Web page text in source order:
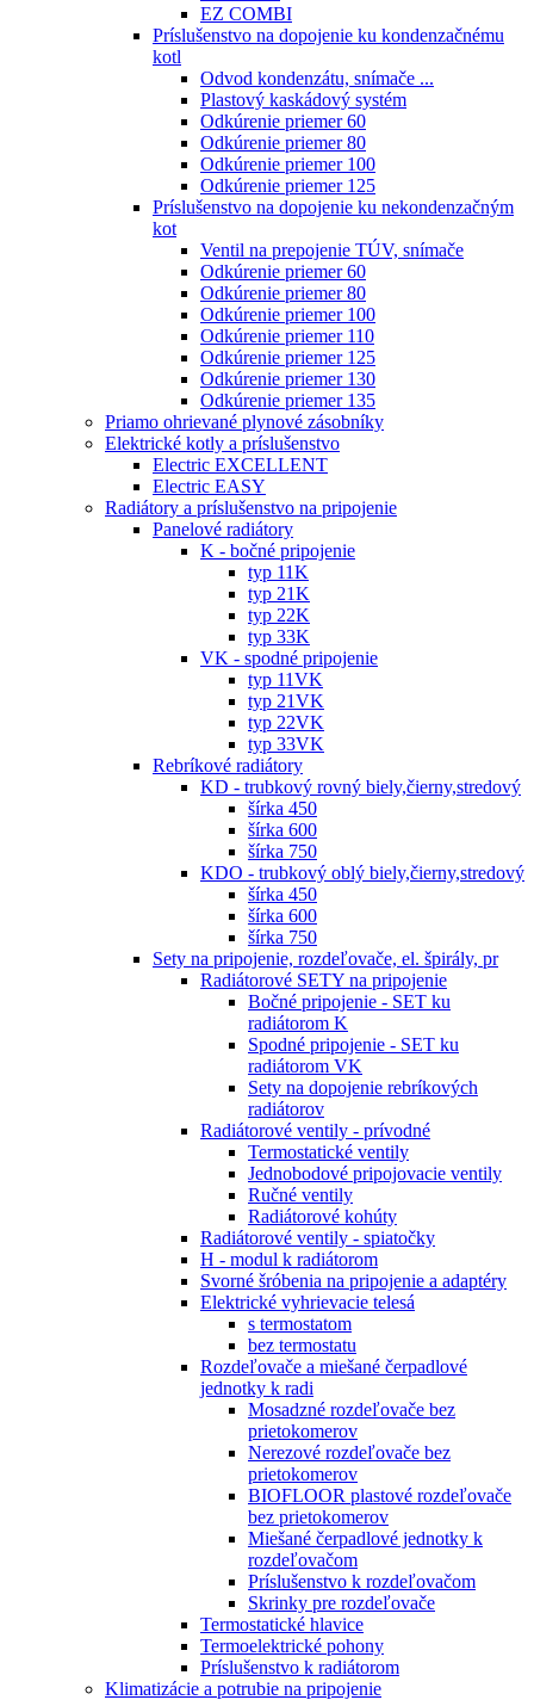
EZ COMBI
Príslušenstvo na dopojenie ku kondenzačnému
kotl
Odvod kondenzátu, snímače ...
Plastový kaskádový systém
Odkúrenie priemer 60
Odkúrenie priemer 80
Odkúrenie priemer 100
Odkúrenie priemer 125
Príslušenstvo na dopojenie ku nekondenzačným
kot
Ventil na prepojenie TÚV, snímače
Odkúrenie priemer 60
Odkúrenie priemer 80
Odkúrenie priemer 100
Odkúrenie priemer 110
Odkúrenie priemer 125
Odkúrenie priemer 130
Odkúrenie priemer 135
Priamo ohrievané plynové zásobníky
Elektrické kotly a príslušenstvo
Electric EXCELLENT
Electric EASY
Radiátory a príslušenstvo na pripojenie
Panelové radiátory
K - bočné pripojenie
typ 11K
typ 21K
typ 22K
typ 33K
VK - spodné pripojenie
typ 11VK
typ 21VK
typ 22VK
typ 33VK
Rebríkové radiátory
KD - trubkový rovný biely,čierny,stredový
šírka 450
šírka 600
šírka 750
KDO - trubkový oblý biely,čierny,stredový
šírka 450
šírka 600
šírka 750
Sety na pripojenie, rozdeľovače, el. špirály, pr
Radiátorové SETY na pripojenie
Bočné pripojenie - SET ku
radiátorom K
Spodné pripojenie - SET ku
radiátorom VK
Sety na dopojenie rebríkových
radiátorov
Radiátorové ventily - prívodné
Termostatické ventily
Jednobodové pripojovacie ventily
Ručné ventily
Radiátorové kohúty
Radiátorové ventily - spiatočky
H - modul k radiátorom
Svorné šróbenia na pripojenie a adaptéry
Elektrické vyhrievacie telesá
s termostatom
bez termostatu
Rozdeľovače a miešané čerpadlové
jednotky k radi
Mosadzné rozdeľovače bez
prietokomerov
Nerezové rozdeľovače bez
prietokomerov
BIOFLOOR plastové rozdeľovače
bez prietokomerov
Miešané čerpadlové jednotky k
rozdeľovačom
Príslušenstvo k rozdeľovačom
Skrinky pre rozdeľovače
Termostatické hlavice
Termoelektrické pohony
Príslušenstvo k radiátorom
Klimatizácie a potrubie na pripojenie